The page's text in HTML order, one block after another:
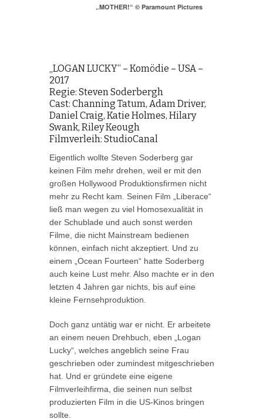
„MOTHER!“ © Paramount Pictures
„LOGAN LUCKY“ – Komödie – USA –
2017
Regie: Steven Soderbergh
Cast: Channing Tatum, Adam Driver,
Daniel Craig, Katie Holmes, Hilary
Swank, Riley Keough
Filmverleih: StudioCanal
Eigentlich wollte Steven Soderberg gar
keinen Film mehr drehen, weil er mit den
großen Hollywood Produktionsfirmen nicht
mehr zu Recht kam. Seinen Film „Liberace“
ließ man wegen zu viel Homosexualität in
der Schublade und auch sonst werden
Filme, die nicht Mainstream bedienen
können, einfach nicht akzeptiert. Und zu
einem „Ocean Fourteen“ hatte Soderberg
auch keine Lust mehr. Also machte er in den
letzten 4 Jahren gar nichts, bis auf eine
kleine Fernsehproduktion.
Doch ganz untätig war er nicht. Er arbeitete
an einem neuen Drehbuch, eben „Logan
Lucky“, welches angeblich seine Frau
geschrieben oder zumindest mitgeschrieben
hat. Und er gründete eine eigene
Filmverleihfirma, die seinen nun selbst
produzierten Film in die US-Kinos bringen
sollte.